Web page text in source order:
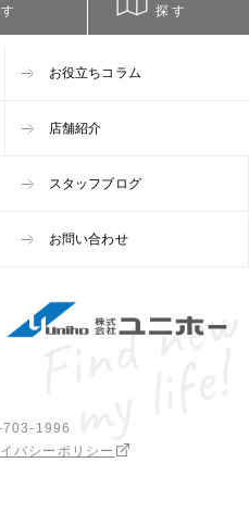
探す
お役立ちコラム
店舗紹介
スタッフブログ
お問い合わせ
1996
バシーポリシー